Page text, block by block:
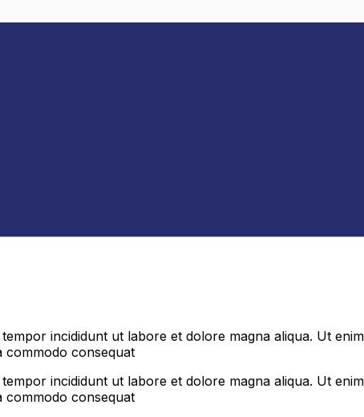
incididunt ut labore et dolore magna aliqua. Ut
commodo consequat
incididunt ut labore et dolore magna aliqua. Ut
commodo consequat